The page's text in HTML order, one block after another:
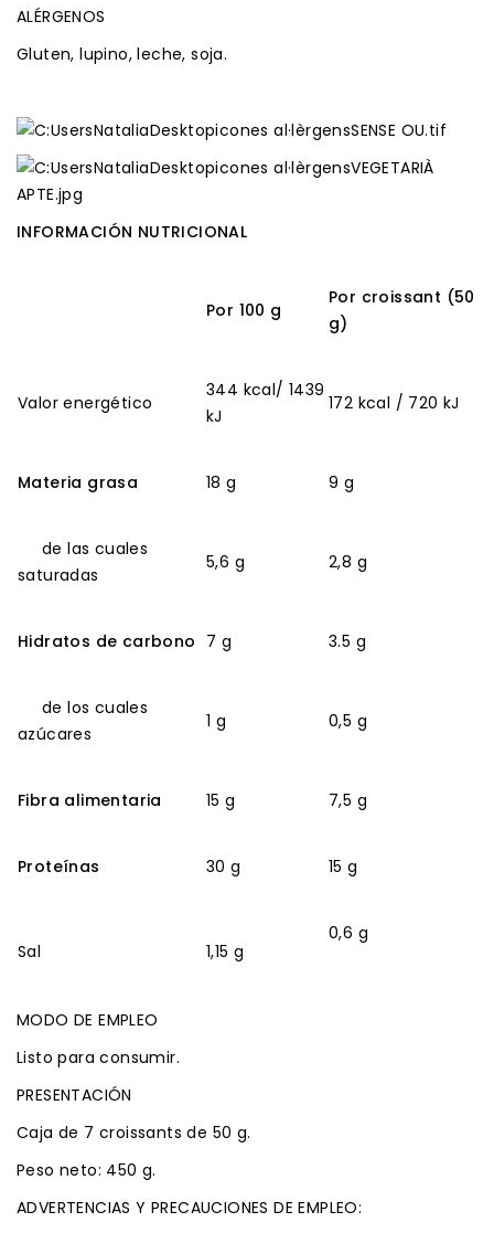
ALÉRGENOS
Gluten, lupino, leche, soja.
INFORMACIÓN NUTRICIONAL
Por 100 g
Por croissant (50
g)
Valor energético
344 kcal/ 1439
kJ
172 kcal / 720 kJ
Materia grasa 18 g 9 g
de las cuales
saturadas
5,6 g 2,8 g
Hidratos de carbono 7 g 3.5 g
de los cuales
azúcares
1 g 0,5 g
Fibra alimentaria 15 g 7,5 g
Proteínas 30 g 15 g
Sal 1,15 g
0,6 g
MODO DE EMPLEO
Listo para consumir.
PRESENTACIÓN
Caja de 7 croissants de 50 g.
Peso neto: 450 g.
ADVERTENCIAS Y PRECAUCIONES DE EMPLEO: